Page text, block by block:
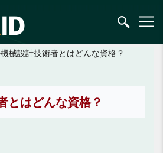
械設計技術者とはどんな資格？
とはどんな資格？